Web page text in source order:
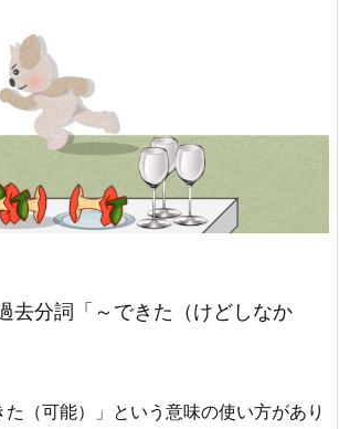
去分詞「～できた（けどしなか
（可能）」という意味の使い方があり